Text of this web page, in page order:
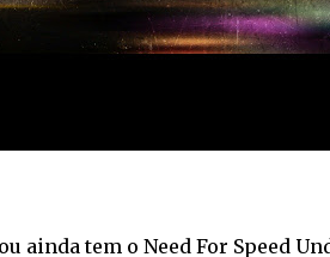
ainda tem o Need For Speed